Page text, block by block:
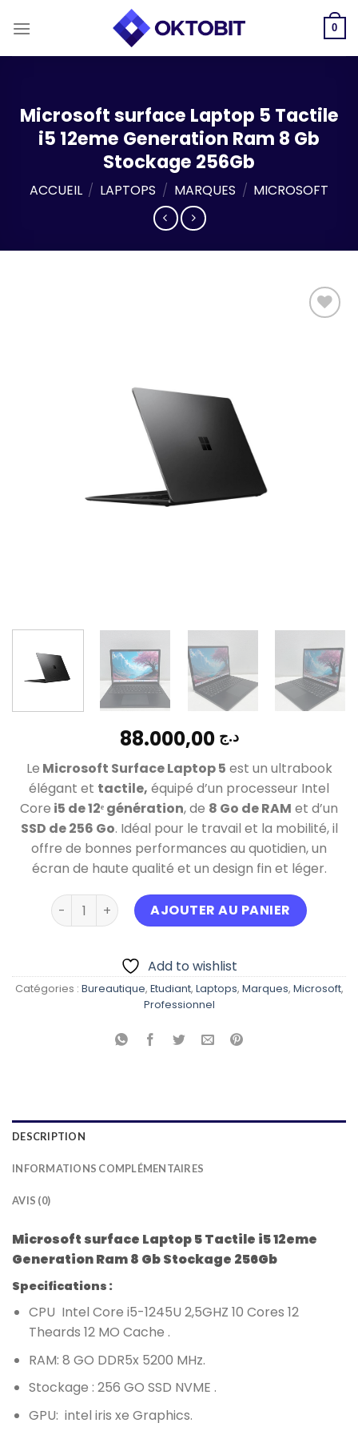
0
Microsoft surface Laptop 5 Tactile
i5 12eme Generation Ram 8 Gb
Stockage 256Gb
ACCUEIL / LAPTOPS / MARQUES / MICROSOFT
د.ج 88.000,00
Le Microsoft Surface Laptop 5 est un ultrabook
élégant et tactile, équipé d’un processeur Intel
Core i5 de 12ᵉ génération, de 8 Go de RAM et d’un
SSD de 256 Go. Idéal pour le travail et la mobilité, il
offre de bonnes performances au quotidien, un
écran de haute qualité et un design fin et léger.
quantité de Microsoft surface Laptop 5 Tactile i5
AJOUTER AU PANIER
Add to wishlist
Catégories : Bureautique, Etudiant, Laptops, Marques, Microsoft,
Professionnel
DESCRIPTION
INFORMATIONS COMPLÉMENTAIRES
AVIS (0)
Microsoft surface Laptop 5 Tactile i5 12eme
Generation Ram 8 Gb Stockage 256Gb
Specifications :
CPU Intel Core i5-1245U 2,5GHZ 10 Cores 12
Theards 12 MO Cache .
RAM: 8 GO DDR5x 5200 MHz.
Stockage : 256 GO SSD NVME .
GPU: intel iris xe Graphics.